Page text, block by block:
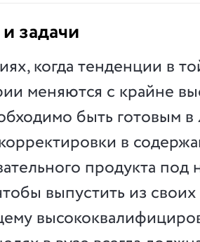
задачи
когда тенденции в
меняются с крайне
быть готовым
в
продукта под
выпустить из